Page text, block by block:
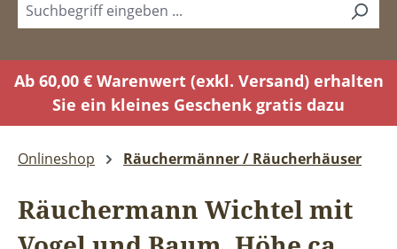
Ab 60,00 € Warenwert (exkl. Versand) erhalten
Sie ein kleines Geschenk gratis dazu
Onlineshop Räuchermänner / Räucherhäuser
Räuchermann Wichtel mit